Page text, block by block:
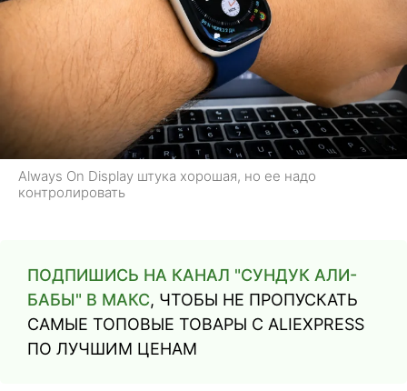
Always On Display штука хорошая, но ее надо
контролировать
ПОДПИШИСЬ НА КАНАЛ "СУНДУК АЛИ-
БАБЫ" В МАКС, ЧТОБЫ НЕ ПРОПУСКАТЬ
САМЫЕ ТОПОВЫЕ ТОВАРЫ С ALIEXPRESS
ПО ЛУЧШИМ ЦЕНАМ